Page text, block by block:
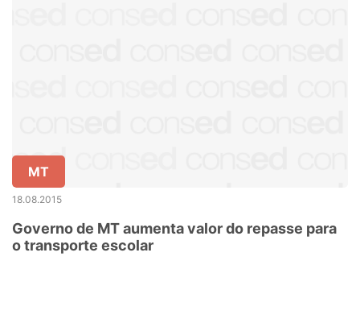
MT
18.08.2015
Governo de MT aumenta valor do repasse para
o transporte escolar